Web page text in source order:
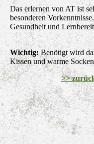
Das erlernen von AT ist
besonderen
Gesundheit und
Wichtig: Benötigt wird
Kissen und warme
>>